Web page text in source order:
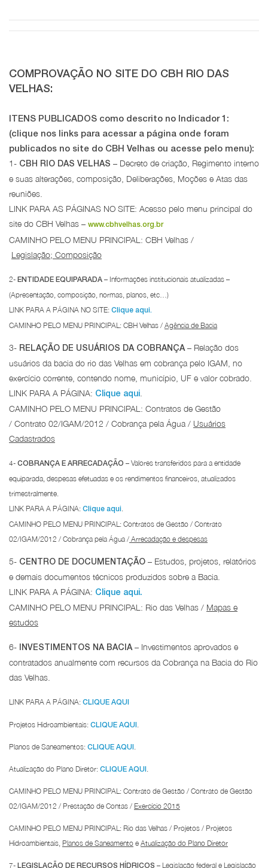
COMPROVAÇÃO NO SITE DO CBH RIO DAS
VELHAS:
ITENS PUBLICADOS como descrito no Indicador 1:
(clique nos links para acessar a página onde foram
publicados no site do CBH Velhas ou acesse pelo menu):
1- CBH RIO DAS VELHAS – Decreto de criação, Regimento interno
e suas alterações, composição, Deliberações, Moções e Atas das
reuniões.
LINK PARA AS PÁGINAS NO SITE: Acesso pelo menu principal do
site do CBH Velhas – www.cbhvelhas.org.br
CAMINHO PELO MENU PRINCIPAL: CBH Velhas /
Legislação; Composição
2- ENTIDADE EQUIPARADA – Informações institucionais atualizadas –
(Apresentação, composição, normas, planos, etc…)
LINK PARA A PÁGINA NO SITE: Clique aqui.
CAMINHO PELO MENU PRINCIPAL: CBH Velhas / Agência de Bacia
3- RELAÇÃO DE USUÁRIOS DA COBRANÇA – Relação dos
usuários da bacia do rio das Velhas em cobrança pelo IGAM, no
exercício corrente, contendo nome, município, UF e valor cobrado.
LINK PARA A PÁGINA: Clique aqui
CAMINHO PELO MENU PRINCIPAL: Contratos de Gestão
/ Contrato 02/IGAM/2012 / Cobrança pela Água / Usuários
Cadastrados
4- COBRANÇA E ARRECADAÇÃO – Valores transferidos para a entidade
equiparada, despesas efetuadas e os rendimentos financeiros, atualizados
trimestralmente.
LINK PARA A PÁGINA: Clique aqui.
CAMINHO PELO MENU PRINCIPAL: Contratos de Gestão / Contrato
02/IGAM/2012 / Cobrança pela Água / Arrecadação e despesas
5- CENTRO DE DOCUMENTAÇÃO – Estudos, projetos, relatórios
e demais documentos técnicos produzidos sobre a Bacia.
LINK PARA A PÁGINA: Clique aqui.
CAMINHO PELO MENU PRINCIPAL: Rio das Velhas / Mapas e
estudos
6- INVESTIMENTOS NA BACIA – Investimentos aprovados e
contratados anualmente com recursos da Cobrança na Bacia do Rio
das Velhas.
LINK PARA A PÁGINA: CLIQUE AQUI
Projetos Hidroambientais: CLIQUE AQUI .
Planos de Saneamentos: CLIQUE AQUI .
Atualização do Plano Diretor: CLIQUE AQUI .
CAMINHO PELO MENU PRINCIPAL: Contrato de Gestão / Contrato de Gestão
02/IGAM/2012 / Prestação de Contas / Exercício 2015
CAMINHO PELO MENU PRINCIPAL: Rio das Velhas / Projetos / Projetos
Hidroambientais, Planos de Saneamento e Atualização do Plano Diretor
7- LEGISLAÇÃO DE RECURSOS HÍDRICOS – Legislação federal e Legislação